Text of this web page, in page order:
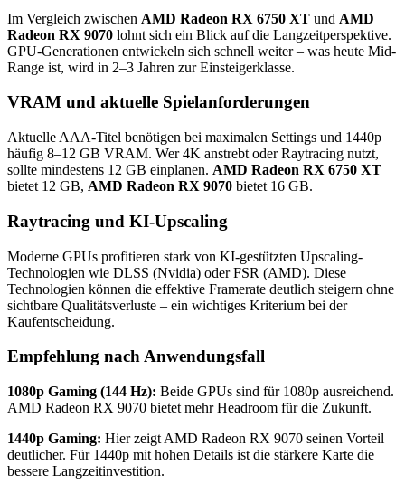
Im Vergleich zwischen AMD Radeon RX 6750 XT und AMD
Radeon RX 9070 lohnt sich ein Blick auf die Langzeitperspektive.
GPU-Generationen entwickeln sich schnell weiter – was heute Mid-
Range ist, wird in 2–3 Jahren zur Einsteigerklasse.
VRAM und aktuelle Spielanforderungen
Aktuelle AAA-Titel benötigen bei maximalen Settings und 1440p
häufig 8–12 GB VRAM. Wer 4K anstrebt oder Raytracing nutzt,
sollte mindestens 12 GB einplanen. AMD Radeon RX 6750 XT
bietet 12 GB, AMD Radeon RX 9070 bietet 16 GB.
Raytracing und KI-Upscaling
Moderne GPUs profitieren stark von KI-gestützten Upscaling-
Technologien wie DLSS (Nvidia) oder FSR (AMD). Diese
Technologien können die effektive Framerate deutlich steigern ohne
sichtbare Qualitätsverluste – ein wichtiges Kriterium bei der
Kaufentscheidung.
Empfehlung nach Anwendungsfall
1080p Gaming (144 Hz): Beide GPUs sind für 1080p ausreichend.
AMD Radeon RX 9070 bietet mehr Headroom für die Zukunft.
1440p Gaming: Hier zeigt AMD Radeon RX 9070 seinen Vorteil
deutlicher. Für 1440p mit hohen Details ist die stärkere Karte die
bessere Langzeitinvestition.